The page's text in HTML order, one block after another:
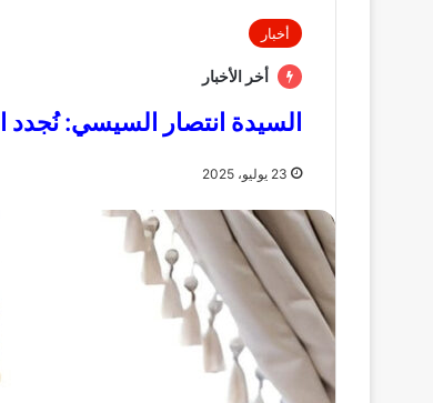
أخبار
أخر الأخبار
السيدة انتصار السيسي: نُجدد
23 يوليو، 2025